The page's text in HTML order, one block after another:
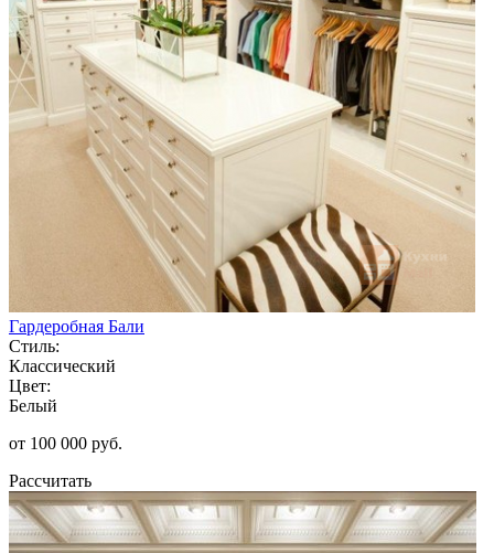
Гардеробная Бали
Стиль:
Классический
Цвет:
Белый
от 100 000 руб.
Рассчитать